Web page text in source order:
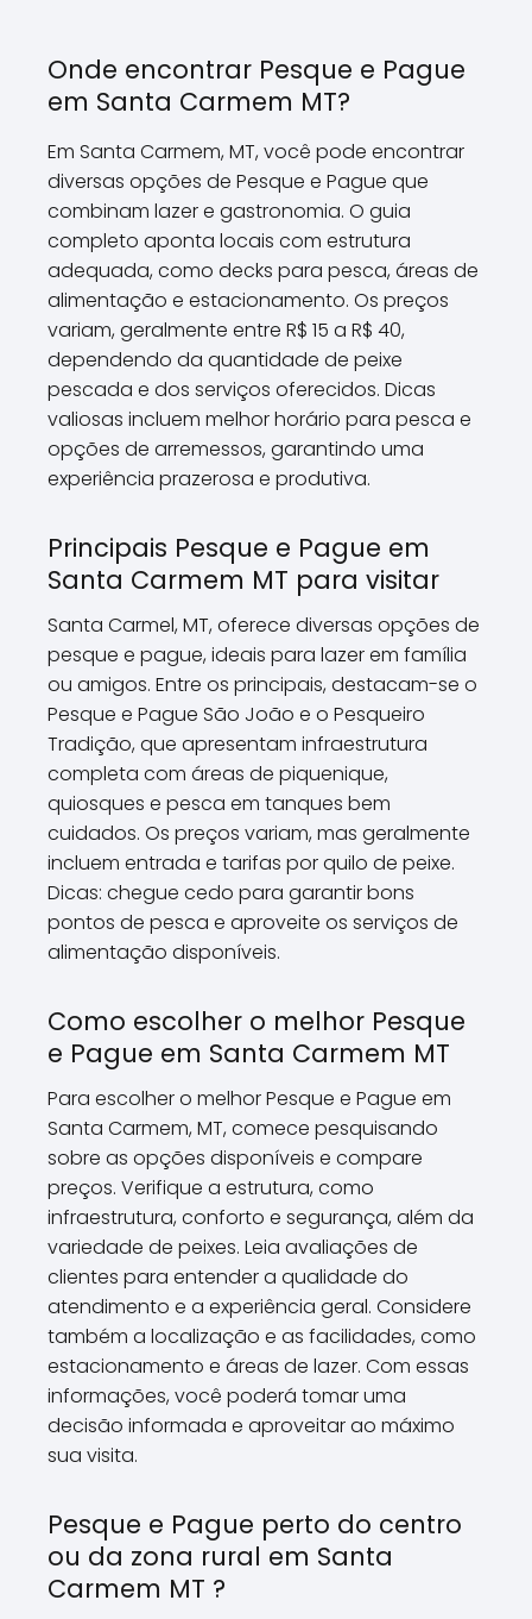
Onde encontrar Pesque e Pague
em Santa Carmem MT?
Em Santa Carmem, MT, você pode encontrar
diversas opções de Pesque e Pague que
combinam lazer e gastronomia. O guia
completo aponta locais com estrutura
adequada, como decks para pesca, áreas de
alimentação e estacionamento. Os preços
variam, geralmente entre R$ 15 a R$ 40,
dependendo da quantidade de peixe
pescada e dos serviços oferecidos. Dicas
valiosas incluem melhor horário para pesca e
opções de arremessos, garantindo uma
experiência prazerosa e produtiva.
Principais Pesque e Pague em
Santa Carmem MT para visitar
Santa Carmel, MT, oferece diversas opções de
pesque e pague, ideais para lazer em família
ou amigos. Entre os principais, destacam-se o
Pesque e Pague São João e o Pesqueiro
Tradição, que apresentam infraestrutura
completa com áreas de piquenique,
quiosques e pesca em tanques bem
cuidados. Os preços variam, mas geralmente
incluem entrada e tarifas por quilo de peixe.
Dicas: chegue cedo para garantir bons
pontos de pesca e aproveite os serviços de
alimentação disponíveis.
Como escolher o melhor Pesque
e Pague em Santa Carmem MT
Para escolher o melhor Pesque e Pague em
Santa Carmem, MT, comece pesquisando
sobre as opções disponíveis e compare
preços. Verifique a estrutura, como
infraestrutura, conforto e segurança, além da
variedade de peixes. Leia avaliações de
clientes para entender a qualidade do
atendimento e a experiência geral. Considere
também a localização e as facilidades, como
estacionamento e áreas de lazer. Com essas
informações, você poderá tomar uma
decisão informada e aproveitar ao máximo
sua visita.
Pesque e Pague perto do centro
ou da zona rural em Santa
Carmem MT ?